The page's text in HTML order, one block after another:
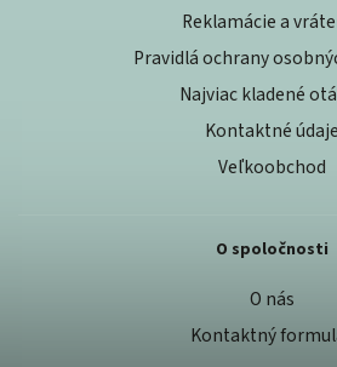
Reklamácie a
Pravidlá ochrany
Najviac kladené
Kontaktné údaje
Veľkoobchod
O spoločnosti
O nás
Kontaktný